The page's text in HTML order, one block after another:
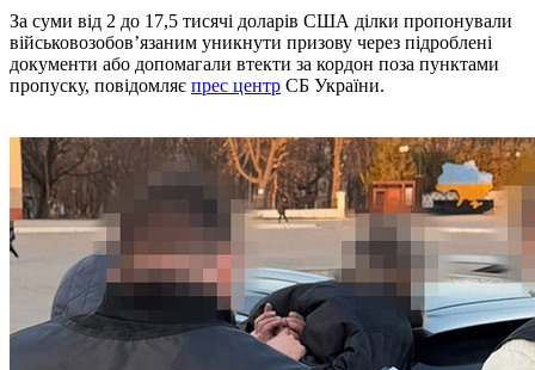
За суми від 2 до 17,5 тисячі доларів США ділки пропонували
військовозобов’язаним уникнути призову через підроблені
документи або допомагали втекти за кордон поза пунктами
пропуску, повідомляє прес центр СБ України.